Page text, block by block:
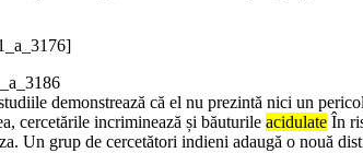
demonstrează că el nu prezintă nici un
cercetările incriminează și băuturile acidulate În
Un grup de cercetători indieni adaugă o nouă